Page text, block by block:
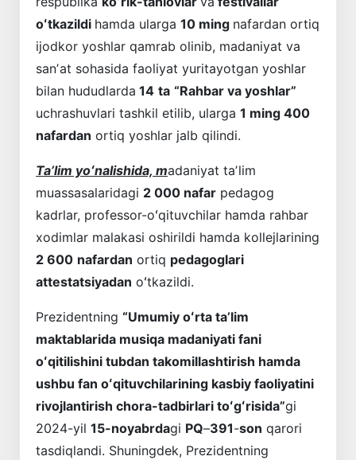
oʻtkazildi hamda ularga 10 ming nafardan ortiq
ijodkor yoshlar qamrab olinib, madaniyat va
sanʼat sohasida faoliyat yuritayotgan yoshlar
bilan hududlarda 14 ta “Rahbar va yoshlar”
uchrashuvlari tashkil etilib, ularga 1 ming 400
nafardan ortiq yoshlar jalb qilindi.
Taʼlim yoʻnalishida, madaniyat taʼlim
muassasalaridagi 2 000 nafar pedagog
kadrlar, professor-oʻqituvchilar hamda rahbar
xodimlar malakasi oshirildi hamda kollejlarining
2 600 nafardan ortiq pedagoglari
attestatsiyadan oʻtkazildi.
Prezidentning “Umumiy oʻrta taʼlim
maktablarida musiqa madaniyati fani
oʻqitilishini tubdan takomillashtirish hamda
ushbu fan oʻqituvchilarining kasbiy faoliyatini
rivojlantirish chora-tadbirlari toʻgʻrisida”gi
2024-yil 15-noyabrdagi PQ–391-son qarori
tasdiqlandi. Shuningdek, Prezidentning